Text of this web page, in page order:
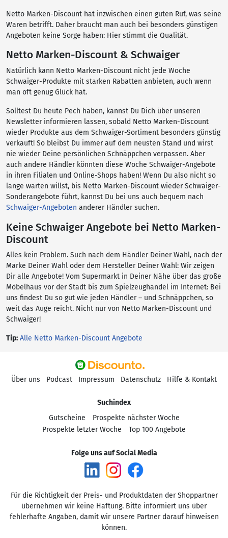
Netto Marken-Discount hat inzwischen einen guten Ruf, was seine
Waren betrifft. Daher braucht man auch bei besonders günstigen
Angeboten keine Sorge haben: Hier stimmt die Qualität.
Netto Marken-Discount & Schwaiger
Natürlich kann Netto Marken-Discount nicht jede Woche
Schwaiger-Produkte mit starken Rabatten anbieten, auch wenn
man oft genug Glück hat.
Solltest Du heute Pech haben, kannst Du Dich über unseren
Newsletter informieren lassen, sobald Netto Marken-Discount
wieder Produkte aus dem Schwaiger-Sortiment besonders günstig
verkauft! So bleibst Du immer auf dem neusten Stand und wirst
nie wieder Deine persönlichen Schnäppchen verpassen. Aber
auch andere Händler könnten diese Woche Schwaiger-Angebote
in ihren Filialen und Online-Shops haben! Wenn Du also nicht so
lange warten willst, bis Netto Marken-Discount wieder Schwaiger-
Sonderangebote führt, kannst Du bei uns auch bequem nach
Schwaiger-Angeboten anderer Händler suchen.
Keine Schwaiger Angebote bei Netto Marken-
Discount
Alles kein Problem. Such nach dem Händler Deiner Wahl, nach der
Marke Deiner Wahl oder dem Hersteller Deiner Wahl: Wir zeigen
Dir alle Angebote! Vom Supermarkt in Deiner Nähe über das große
Möbelhaus vor der Stadt bis zum Spielzeughandel im Internet: Bei
uns findest Du so gut wie jeden Händler – und Schnäppchen, so
weit das Auge reicht. Nicht nur von Netto Marken-Discount und
Schwaiger!
Tip: Alle Netto Marken-Discount Angebote
Über uns Podcast Impressum Datenschutz Hilfe & Kontakt
Suchindex
Gutscheine
Prospekte nächster Woche
Prospekte letzter Woche
Top 100 Angebote
Folge uns auf Social Media
Für die Richtigkeit der Preis- und Produktdaten der Shoppartner
übernehmen wir keine Haftung. Bitte informiert uns über
fehlerhafte Angaben, damit wir unsere Partner darauf hinweisen
können.